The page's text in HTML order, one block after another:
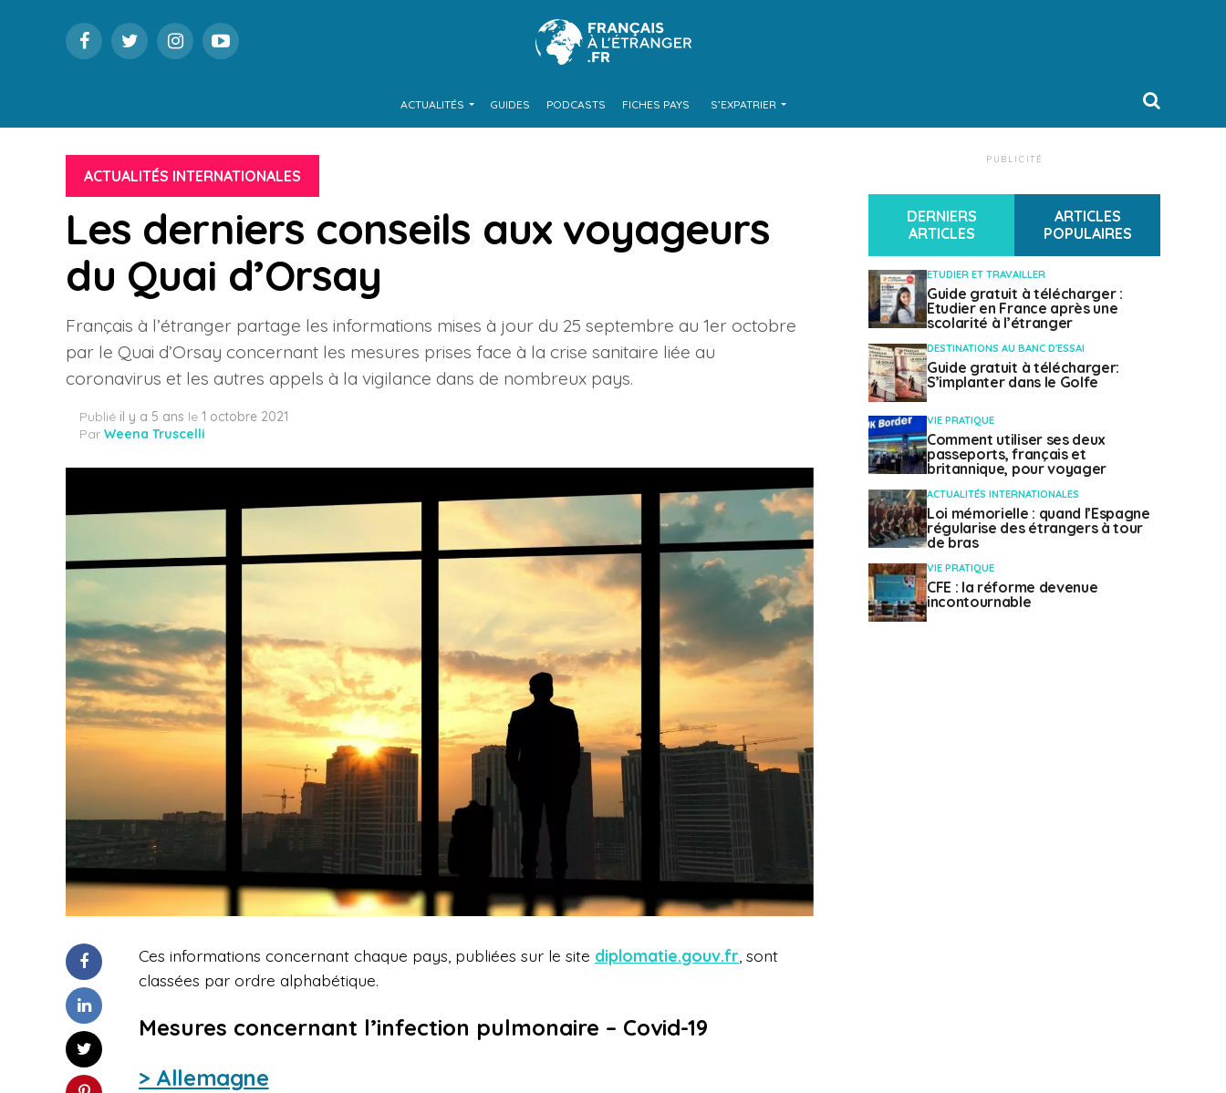
ACTUALITÉS GUIDES PODCASTS FICHES PAYS S’EXPATRIER
ACTUALITÉS INTERNATIONALES
Les derniers conseils aux voyageurs
du Quai d’Orsay
Français à l’étranger partage les informations mises à jour du 25 septembre au 1er octobre
par le Quai d’Orsay concernant les mesures prises face à la crise sanitaire liée au
coronavirus et les autres appels à la vigilance dans de nombreux pays.
Publié il y a 5 ans le 1 octobre 2021
Par Weena Truscelli
Ces informations concernant chaque pays, publiées sur le site diplomatie.gouv.fr , sont
classées par ordre alphabétique.
Mesures concernant l’infection pulmonaire – Covid-19
> Allemagne
PUBLICITÉ
DERNIERS
ARTICLES
ARTICLES
POPULAIRES
ETUDIER ET TRAVAILLER
Guide gratuit à télécharger :
Etudier en France après une
scolarité à l’étranger
DESTINATIONS AU BANC D'ESSAI
Guide gratuit à télécharger:
S’implanter dans le Golfe
VIE PRATIQUE
Comment utiliser ses deux
passeports, français et
britannique, pour voyager
ACTUALITÉS INTERNATIONALES
Loi mémorielle : quand l’Espagne
régularise des étrangers à tour
de bras
VIE PRATIQUE
CFE : la réforme devenue
incontournable